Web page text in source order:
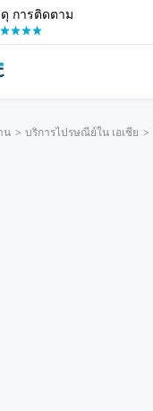
การติดตาม
น บริการไปรษณีย์ใน เอเชีย